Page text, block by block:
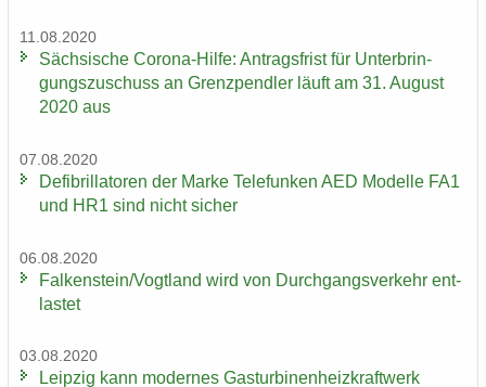
11.08.2020
Säch­si­sche Corona-​Hilfe: An­trags­frist für Un­ter­brin­
gungs­zu­schuss an Grenz­pend­ler läuft am 31. Au­gust
2020 aus
07.08.2020
De­fi­bril­la­to­ren der Marke Te­le­fun­ken AED Mo­del­le FA1
und HR1 sind nicht si­cher
06.08.2020
Fal­ken­stein/Vogt­land wird von Durch­gangs­ver­kehr ent­
las­tet
03.08.2020
Leip­zig kann mo­der­nes Gas­tur­bi­nen­heiz­kraft­werk